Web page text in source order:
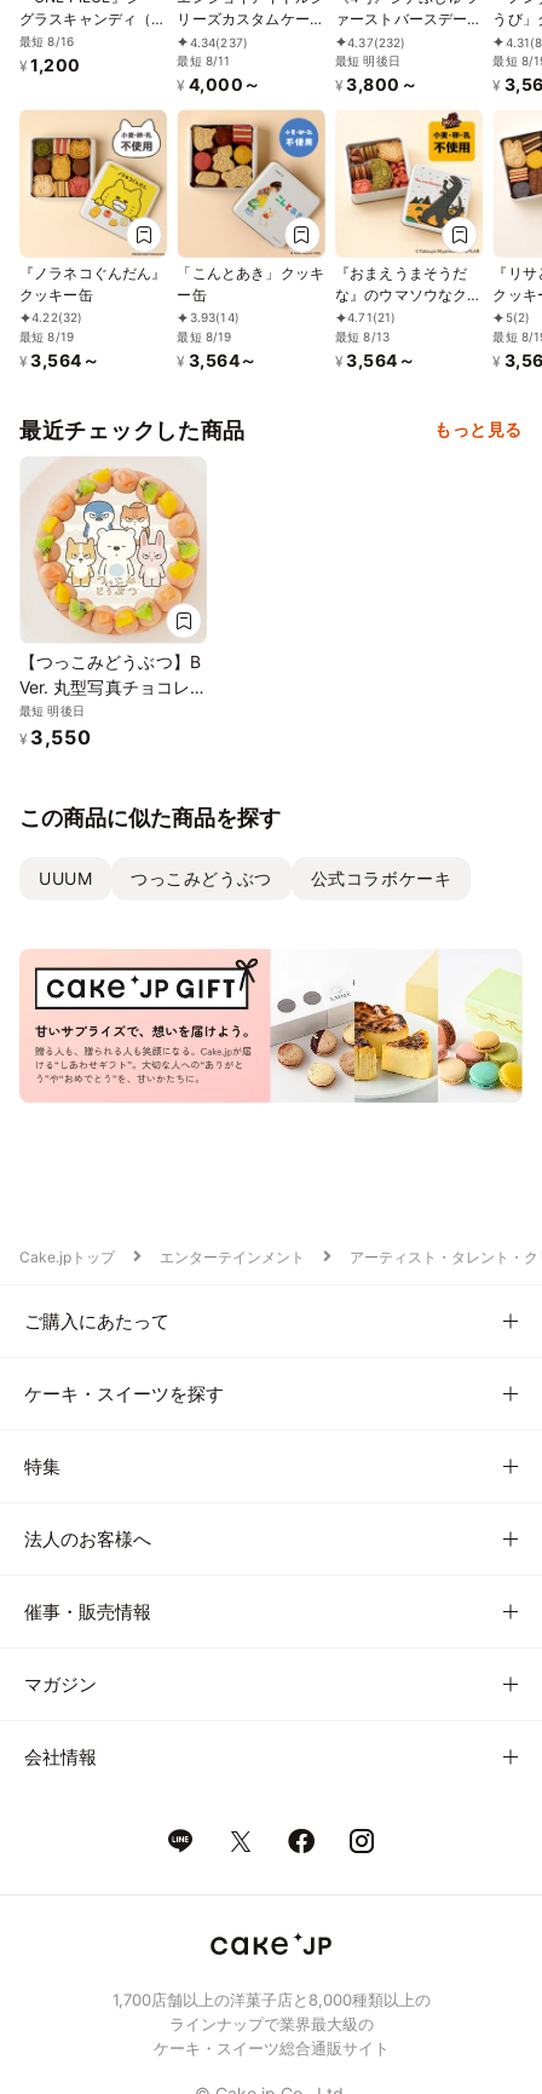
グラスキャンディ（ゾ
ロ）
最短 8/16
¥ 1,200
リーズカスタムケーキ
4号4.34(237)
最短 8/11
¥ 4,000～
ァーストバースデーケ
ーキ【※アレルギー非
対応：原材料の一部
に、小麦・卵・乳成
分・大豆を含む】
4.37(232)
最短 明後日
¥ 3,800～
うび」
4.31
最短 8/
¥
『ノラネコぐんだん』
クッキー缶
4.22(32)
最短 8/19
¥ 3,564～
「こんとあき」クッキ
ー缶
3.93(14)
最短 8/19
¥ 3,564～
『おまえうまそうだ
な』のウマソウなクッ
キー缶
4.71(21)
最短 8/13
¥ 3,564～
『リ
クッキ
5(2)
最短 8/
¥
最近チェックした商品 もっと見る
【つっこみどうぶつ】B
Ver. 丸型写真チョコレー
トケーキ 3号 9cm
最短 明後日
¥ 3,550
この商品に似た商品を探す
UUUM つっこみどうぶつ 公式コラボケーキ
Cake.jpトップ エンターテインメント アーティスト・タレント・
ご購入にあたって
ケーキ・スイーツを探す
特集
法人のお客様へ
催事・販売情報
マガジン
会社情報
1,700店舗以上の洋菓子店と8,000種類以上の
ラインナップで業界最大級の
ケーキ・スイーツ総合通販サイト